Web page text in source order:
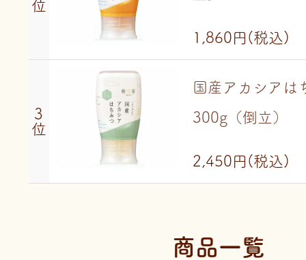
位
1,860円 (税込)
3
位
国産アカシアは
300g（倒立）
2,450円 (税込)
商品一覧